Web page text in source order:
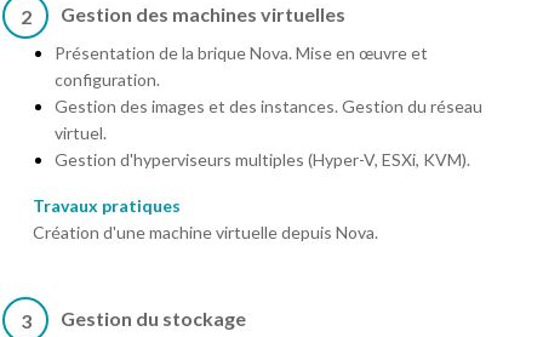
2 Gestion des machines virtuelles
Présentation de la brique Nova. Mise en œuvre et
configuration.
Gestion des images et des instances. Gestion du réseau
virtuel.
Gestion d'hyperviseurs multiples (Hyper-V, ESXi, KVM).
Travaux pratiques
Création d'une machine virtuelle depuis Nova.
3 Gestion du stockage